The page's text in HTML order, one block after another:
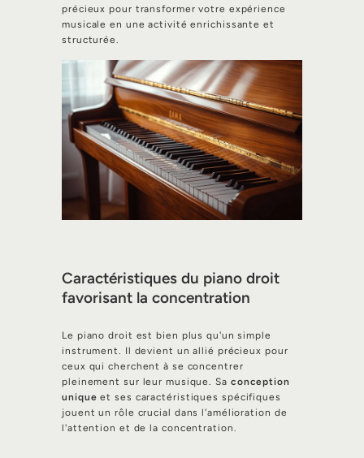
précieux pour transformer votre expérience
musicale en une activité enrichissante et
structurée.
Caractéristiques du piano droit
favorisant la concentration
Le piano droit est bien plus qu'un simple
instrument. Il devient un allié précieux pour
ceux qui cherchent à se concentrer
pleinement sur leur musique. Sa conception
unique et ses caractéristiques spécifiques
jouent un rôle crucial dans l'amélioration de
l'attention et de la concentration.